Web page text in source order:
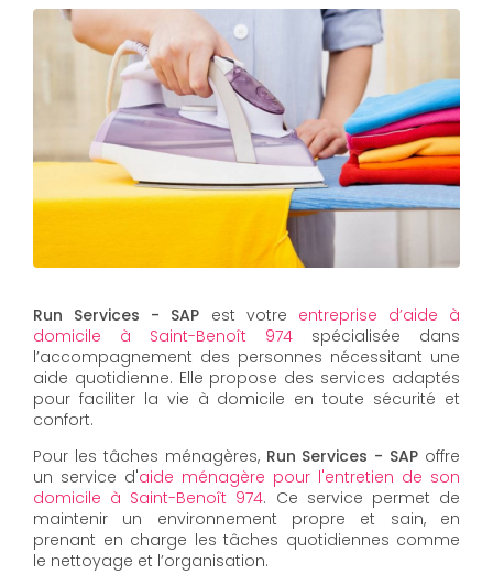
Run Services - SAP est votre entreprise d’aide à
domicile à Saint-Benoît 974 spécialisée dans
l’accompagnement des personnes nécessitant une
aide quotidienne. Elle propose des services adaptés
pour faciliter la vie à domicile en toute sécurité et
confort.
Pour les tâches ménagères, Run Services - SAP offre
un service d'aide ménagère pour l'entretien de son
domicile à Saint-Benoît 974. Ce service permet de
maintenir un environnement propre et sain, en
prenant en charge les tâches quotidiennes comme
le nettoyage et l’organisation.